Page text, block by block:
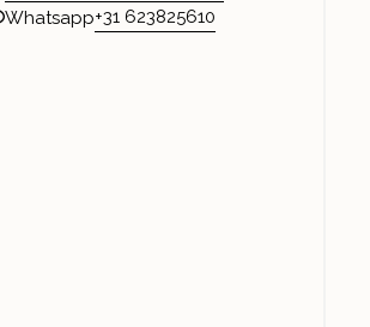
Whatsapp+31 623825610